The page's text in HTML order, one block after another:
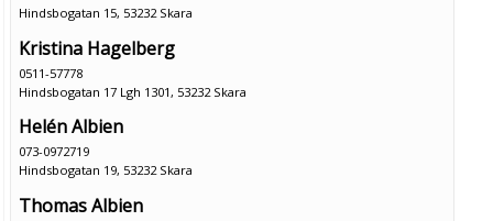
Hindsbogatan 15, 53232 Skara
Kristina Hagelberg
0511-57778
Hindsbogatan 17 Lgh 1301, 53232 Skara
Helén Albien
073-0972719
Hindsbogatan 19, 53232 Skara
Thomas Albien